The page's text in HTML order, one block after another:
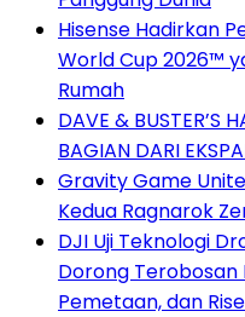
Hisense Hadirkan
World Cup 2026™
Rumah
DAVE & BUSTER’S
BAGIAN DARI
Gravity Game
Kedua Ragnarok
DJI Uji Teknologi
Dorong Terobosan
Pemetaan, dan